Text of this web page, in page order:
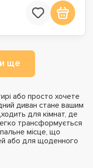
ще
або просто хочете
диван стане вашим
для кімнат, де
трансформується
місце, що
або для щоденного